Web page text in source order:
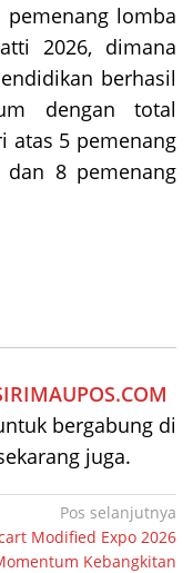
lomba
2026, dimana
berhasil
dengan total
atas 5 pemenang
dan 8 pemenang
bergabung di
juga.
Pos selanjutnya
Modified Expo 2026
Kebangkitan